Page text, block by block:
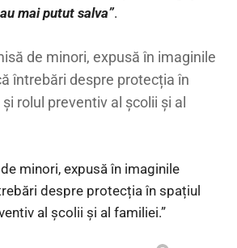
mai putut salva”.
de minori, expusă în imaginile
întrebări despre protecția în
rolul preventiv al școlii și al
minori, expusă în imaginile
despre protecția în spațiul
al școlii și al familiei.”